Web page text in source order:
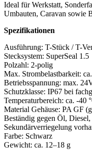
Ideal für Werkstatt,
Umbauten, Caravan sowie
Spezifikationen
Ausführung: T-Stück / T-
Stecksystem: SuperSeal 1.5
Polzahl: 2-polig
Max. Strombelastbarkeit:
Betriebsspannung: max.
Schutzklasse: IP67 bei
Temperaturbereich: ca. -40
Material Gehäuse: PA GF
Beständig gegen Öl,
Sekundärverriegelung
Farbe: Schwarz
Gewicht: ca. 12–18 g